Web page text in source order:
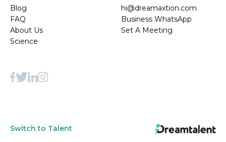
Blog
FAQ
About Us
Science
hi@dreamaxtion.com
Business WhatsApp
Set A Meeting
Switch to Talent